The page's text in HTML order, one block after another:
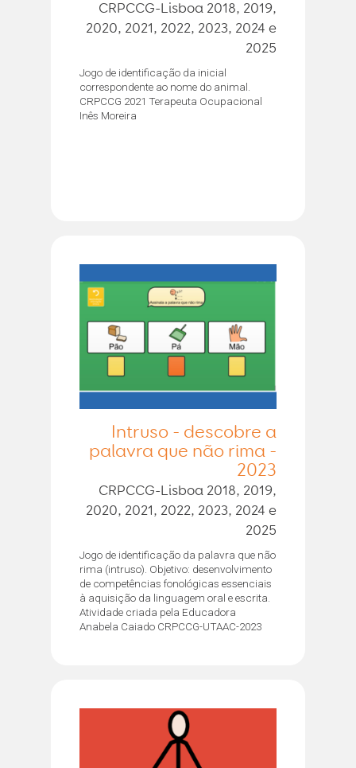
CRPCCG-Lisboa 2018, 2019,
2020, 2021, 2022, 2023, 2024 e
2025
Jogo de identificação da inicial
correspondente ao nome do animal.
CRPCCG 2021 Terapeuta Ocupacional
Inês Moreira
Intruso - descobre a
palavra que não rima -
2023
CRPCCG-Lisboa 2018, 2019,
2020, 2021, 2022, 2023, 2024 e
2025
Jogo de identificação da palavra que não
rima (intruso). Objetivo: desenvolvimento
de competências fonológicas essenciais
à aquisição da linguagem oral e escrita.
Atividade criada pela Educadora
Anabela Caiado CRPCCG-UTAAC-2023